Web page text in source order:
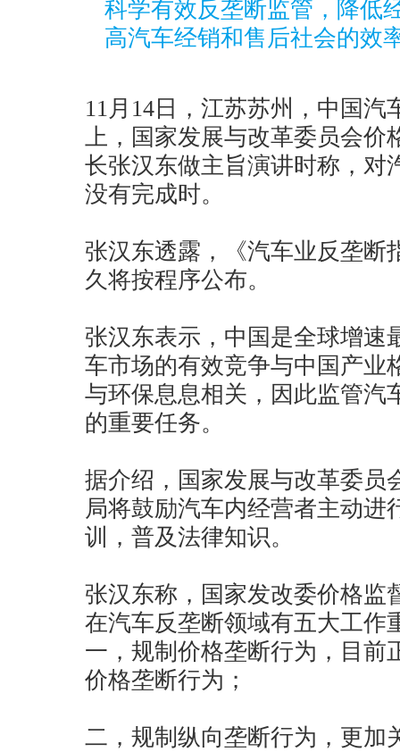
科学有效反垄断监管，降低
高汽车经销和售后社会的效
11月14日，江苏苏州，中国汽
上，国家发展与改革委员会价
长张汉东做主旨演讲时称，对
没有完成时。
张汉东透露，《汽车业反垄断
久将按程序公布。
张汉东表示，中国是全球增速
车市场的有效竞争与中国产业
与环保息息相关，因此监管汽
的重要任务。
据介绍，国家发展与改革委员
局将鼓励汽车内经营者主动进
训，普及法律知识。
张汉东称，国家发改委价格监
在汽车反垄断领域有五大工作
一，规制价格垄断行为，目前
价格垄断行为；
二，规制纵向垄断行为，更加